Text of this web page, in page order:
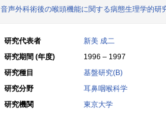
音声外科術後の喉頭機能に関する病態生理学的研
研究代表者
新美 成二
研究期間 (年度)
1996 – 1997
研究種目
基盤研究(B)
研究分野
耳鼻咽喉科学
研究機関
東京大学